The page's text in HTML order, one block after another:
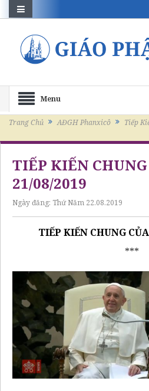
Menu
Trang Chủ AĐGH Phanxicô Tiếp
TIẾP KIẾN
21/08/2019
Ngày đăng: Thứ Năm 22.08.2019
TIẾP KIẾN CHUNG
***